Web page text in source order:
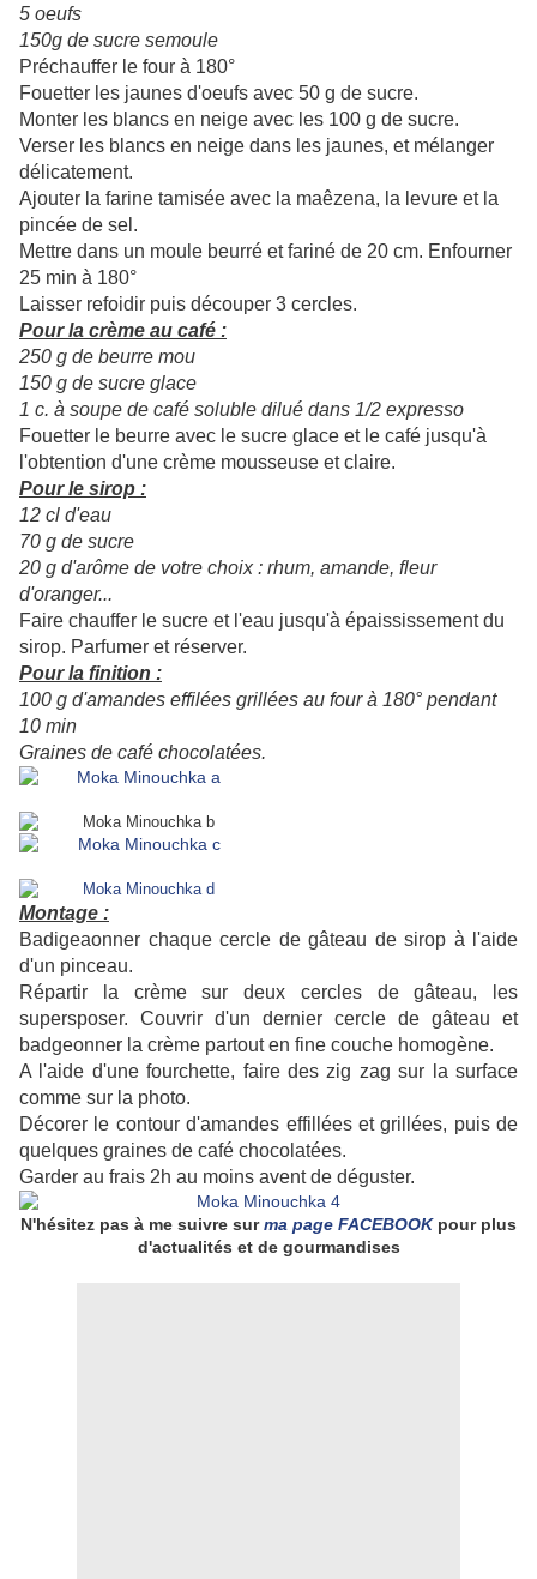
5 oeufs
150g de sucre semoule
Préchauffer le four à 180°
Fouetter les jaunes d'oeufs avec 50 g de sucre.
Monter les blancs en neige avec les 100 g de sucre.
Verser les blancs en neige dans les jaunes, et mélanger
délicatement.
Ajouter la farine tamisée avec la maêzena, la levure et la
pincée de sel.
Mettre dans un moule beurré et fariné de 20 cm. Enfourner
25 min à 180°
Laisser refoidir puis découper 3 cercles.
Pour la crème au café :
250 g de beurre mou
150 g de sucre glace
1 c. à soupe de café soluble dilué dans 1/2 expresso
Fouetter le beurre avec le sucre glace et le café jusqu'à
l'obtention d'une crème mousseuse et claire.
Pour le sirop :
12 cl d'eau
70 g de sucre
20 g d'arôme de votre choix : rhum, amande, fleur
d'oranger...
Faire chauffer le sucre et l'eau jusqu'à épaississement du
sirop. Parfumer et réserver.
Pour la finition :
100 g d'amandes effilées grillées au four à 180° pendant
10 min
Graines de café chocolatées.
Montage :
Badigeaonner chaque cercle de gâteau de sirop à l'aide
d'un pinceau.
Répartir la crème sur deux cercles de gâteau, les
supersposer. Couvrir d'un dernier cercle de gâteau et
badgeonner la crème partout en fine couche homogène.
A l'aide d'une fourchette, faire des zig zag sur la surface
comme sur la photo.
Décorer le contour d'amandes effillées et grillées, puis de
quelques graines de café chocolatées.
Garder au frais 2h au moins avent de déguster.
N'hésitez pas à me suivre surma page FACEBOOKpour plus
d'actualités et de gourmandises